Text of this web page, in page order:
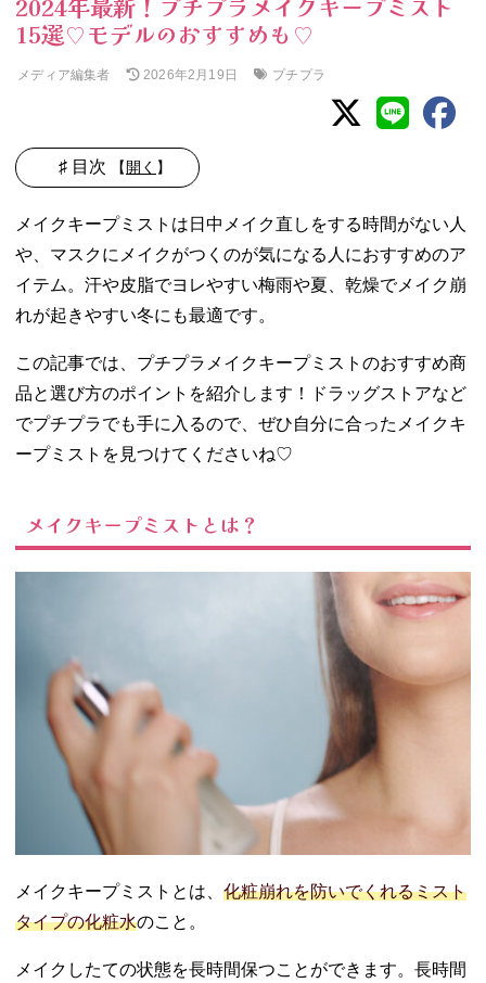
2024年最新！プチプラメイクキープミスト
15選♡モデルのおすすめも♡
メディア編集者 2026年2月19日 プチプラ
♯ 目次 【開く 】
ミストとは？
02. メイクキープ
ミストの役割
03. メイクキープ
− 皮脂が多
い人は皮脂
吸着成分を
チェック
− 汗っかき
ータープル
ーフタイプ
ク
− 日中使う
なら持ち運
びやすさも
重要！
− 好みの香
りかどうか
04. プチプラメイ
のおすすめ15選
− メイクキ
EX/コーセー
メイクキープミストは日中メイク直しをする時間がない人
や、マスクにメイクがつくのが気になる人におすすめのア
イテム。汗や皮脂でヨレやすい梅雨や夏、乾燥でメイク崩
れが起きやすい冬にも最適です。
この記事では、プチプラメイクキープミストのおすすめ商
品と選び方のポイントを紹介します！ドラッグストアなど
でプチプラでも手に入るので、ぜひ自分に合ったメイクキ
ープミストを見つけてくださいね♡
メイクキープミストとは？
メイクキープミストとは、 化粧崩れを防いでくれるミスト
タイプの化粧水のこと。
メイクしたての状態を長時間保つことができます。長時間